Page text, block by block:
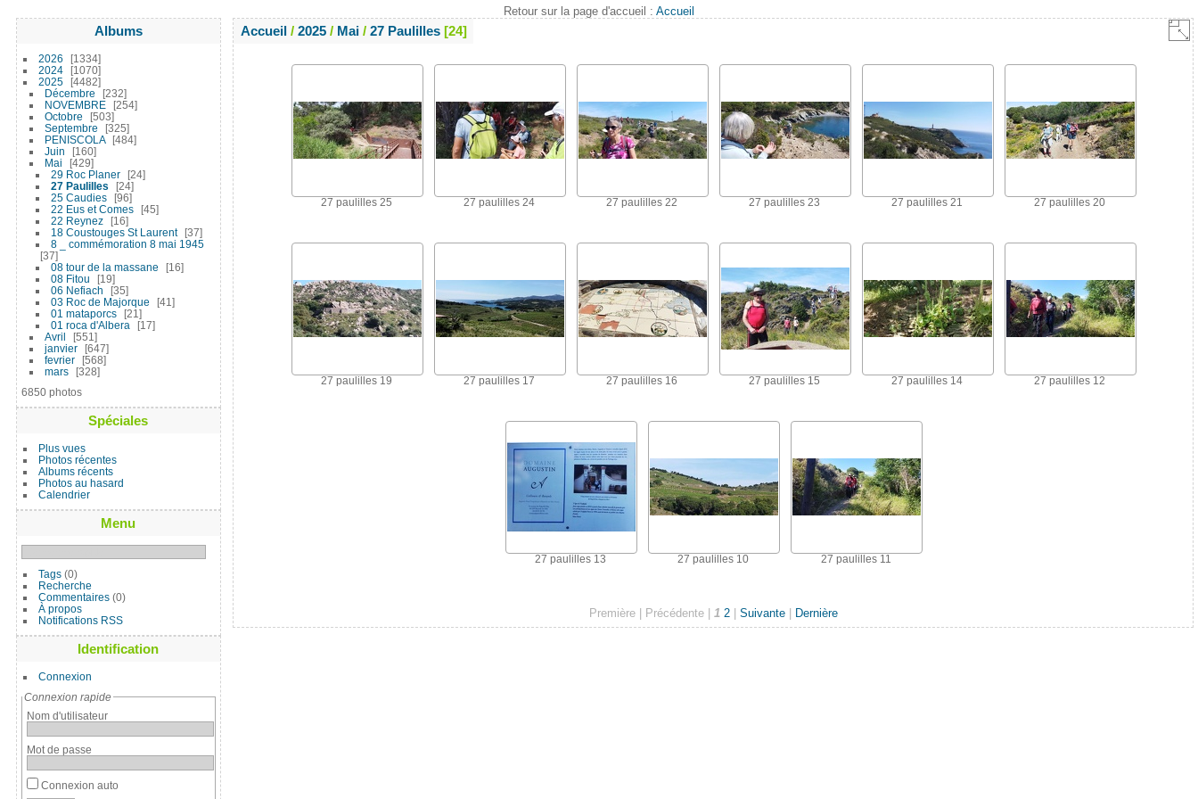
Retour sur la page d'accueil : Accueil
Albums
2026
1334
2024
1070
2025
4482
Décembre
232
NOVEMBRE
254
Octobre
503
Septembre
325
PENISCOLA
484
Juin
160
Mai
429
29 Roc Planer
24
27 Paulilles
24
25 Caudies
96
22 Eus et Comes
45
22 Reynez
16
18 Coustouges St Laurent
37
8 _ commémoration 8 mai 1945
37
08 tour de la massane
16
08 Fitou
19
06 Nefiach
35
03 Roc de Majorque
41
01 mataporcs
21
01 roca d'Albera
17
Avril
551
janvier
647
fevrier
568
mars
328
6850 photos
Spéciales
Plus vues
Photos récentes
Albums récents
Photos au hasard
Calendrier
Menu
Tags(0)
Recherche
Commentaires(0)
À propos
Notifications RSS
Identification
Connexion
Connexion rapide
Nom d'utilisateur
Mot de passe
Connexion auto
Accueil/ 2025/ Mai/ 27 Paulilles 24
27 paulilles 25 27 paulilles 24 27 paulilles 22 27 paulilles 23 27 paulilles 21 27 paulilles 20
27 paulilles 19 27 paulilles 17 27 paulilles 16 27 paulilles 15 27 paulilles 14 27 paulilles 12
27 paulilles 13 27 paulilles 10 27 paulilles 11
Première | Précédente | 1 2 Suivante Dernière